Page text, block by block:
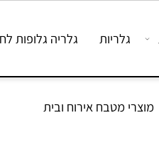
גלריה גלופות לחיילים
מטבח אירוח ובית